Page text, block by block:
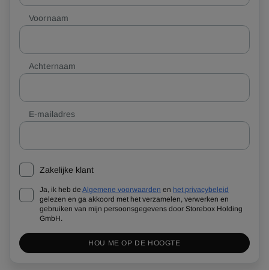
Voornaam
Achternaam
E-mailadres
Zakelijke klant
Ja, ik heb de Algemene voorwaarden en het privacybeleid
gelezen en ga akkoord met het verzamelen, verwerken en
gebruiken van mijn persoonsgegevens door Storebox Holding
GmbH.
HOU ME OP DE HOOGTE